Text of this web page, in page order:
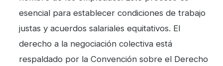
esencial para establecer condiciones de trabajo
justas y acuerdos salariales equitativos. El
derecho a la negociación colectiva está
respaldado por la Convención sobre el Derecho